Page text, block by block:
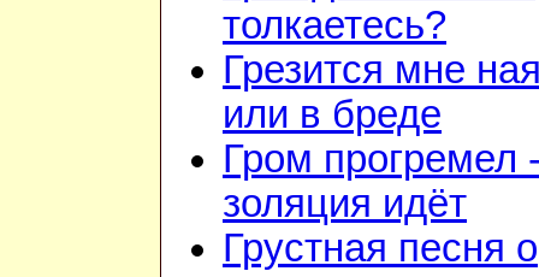
толкаетесь?
Грезится мне
или в бреде
Гром прогремел
золяция идёт
Грустная песня о